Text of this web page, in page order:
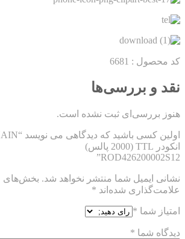
کد محصول : 6681
نقد و بررسی‌ها
هنوز بررسی‌ای ثبت نشده است.
اولین کسی باشید که دیدگاهی می نویسد “HEIDENHAIN
انکودر TTL (2000 پالس)
ROD426200002S12”
نشانی ایمیل شما منتشر نخواهد شد. بخش‌های
علامت‌گذاری شده‌اند *
امتیاز شما *
دیدگاه شما *